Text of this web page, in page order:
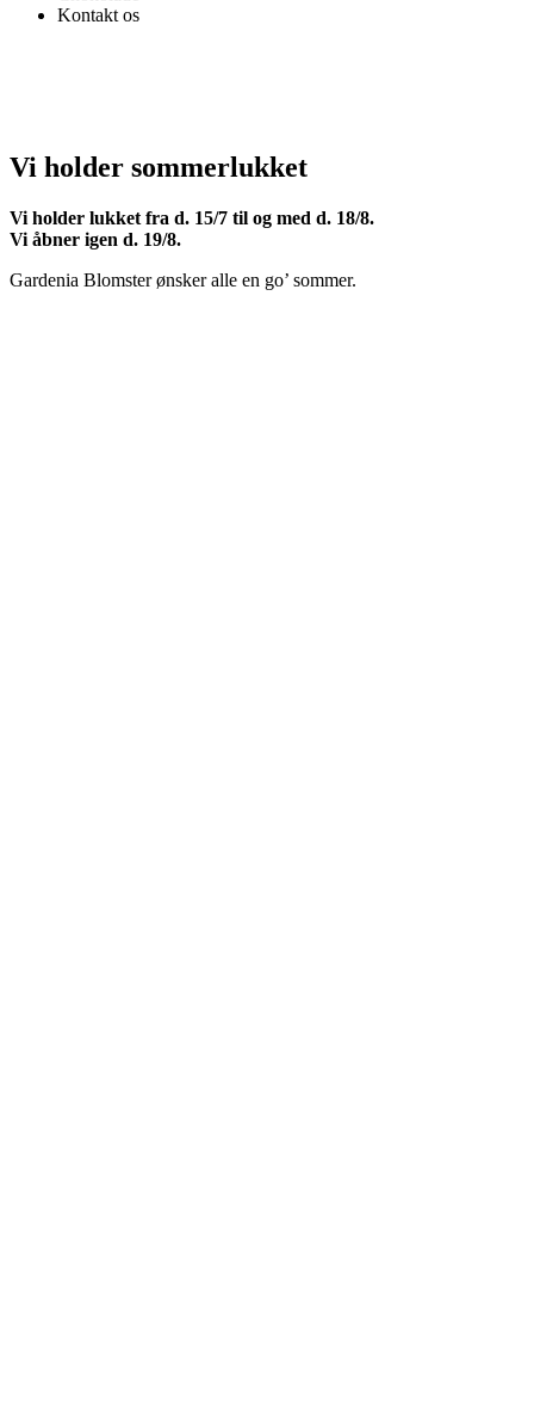
Kontakt os
Vi holder sommerlukket
Vi holder lukket fra d. 15/7 til og med d. 18/8.
Vi åbner igen d. 19/8.
Gardenia Blomster ønsker alle en go’ sommer.